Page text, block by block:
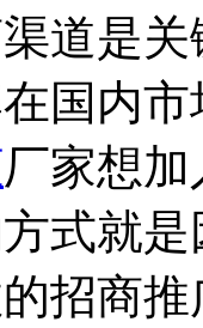
道是
国内
厂家想
式就
招商